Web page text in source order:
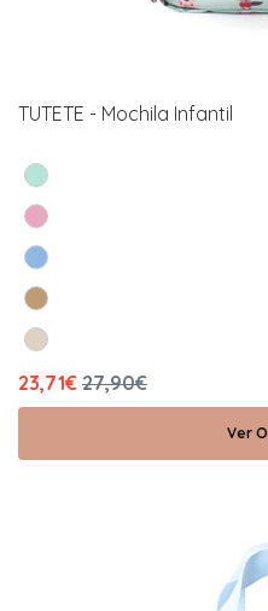
TUTETE - Mochila Infantil
23,71€ 27,90€
Ver